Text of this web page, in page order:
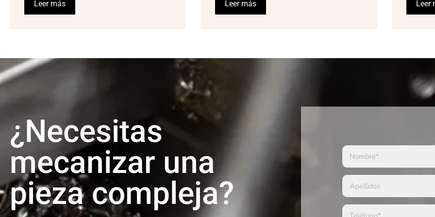
Leer más Leer más Leer
¿Necesitas
mecanizar una
pieza compleja?